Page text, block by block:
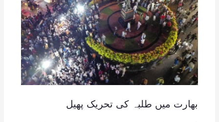
بھارت میں طلبہ کی تحریک پھیل